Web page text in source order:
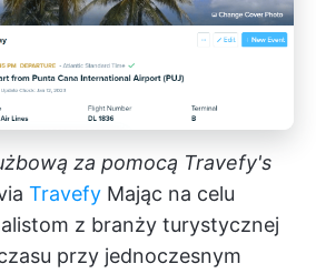
za pomocą Travefy's
Travefy Mając na celu
z branży turystycznej
przy jednoczesnym